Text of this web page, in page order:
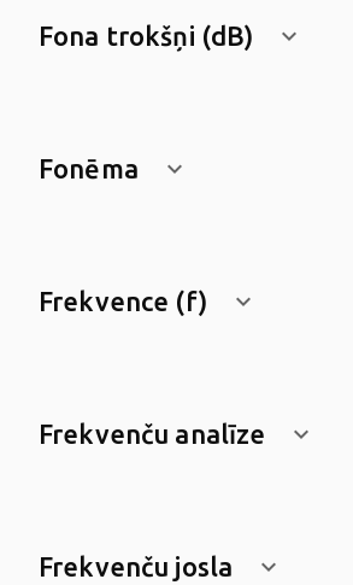
Fona trokšņi (dB) keyboard_arrow_down
Fonēma keyboard_arrow_down
Frekvence (f) keyboard_arrow_down
Frekvenču analīze keyboard_arrow_down
Frekvenču josla keyboard_arrow_down